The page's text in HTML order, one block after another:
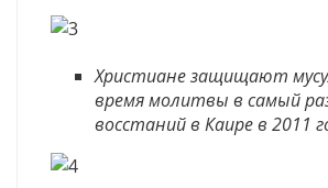
Христиане защищают
время молитвы в самый
восстаний в Каире в 2011